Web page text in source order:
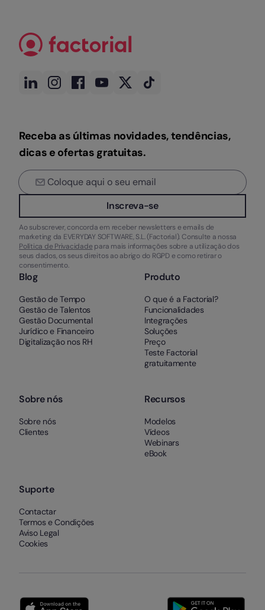
Receba as últimas novidades, tendências,
dicas e ofertas gratuitas.
Inscreva-se
Ao subscrever, concorda em receber newsletters e emails de
marketing da EVERYDAY SOFTWARE, S.L. (Factorial). Consulte a nossa
Política de Privacidade para mais informações sobre a utilização dos
seus dados, os seus direitos ao abrigo do RGPD e como retirar o
consentimento.
Blog
Gestão de Tempo
Gestão de Talentos
Gestão Documental
Jurídico e Financeiro
Digitalização nos RH
Produto
O que é a Factorial?
Funcionalidades
Integrações
Soluções
Preço
Teste Factorial
gratuitamente
Sobre nós
Sobre nós
Clientes
Recursos
Modelos
Vídeos
Webinars
eBook
Suporte
Contactar
Termos e Condições
Aviso Legal
Cookies